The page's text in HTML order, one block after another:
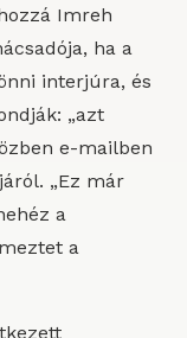
Imreh
ha a
interjúra, és
„azt
e-mailben
„Ez már
a
a